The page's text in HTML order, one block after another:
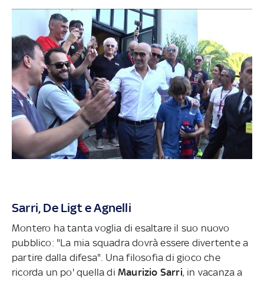
Sarri, De Ligt e Agnelli
Montero ha tanta voglia di esaltare il suo nuovo
pubblico: "La mia squadra dovrà essere divertente a
partire dalla difesa". Una filosofia di gioco che
ricorda un po' quella di Maurizio Sarri, in vacanza a